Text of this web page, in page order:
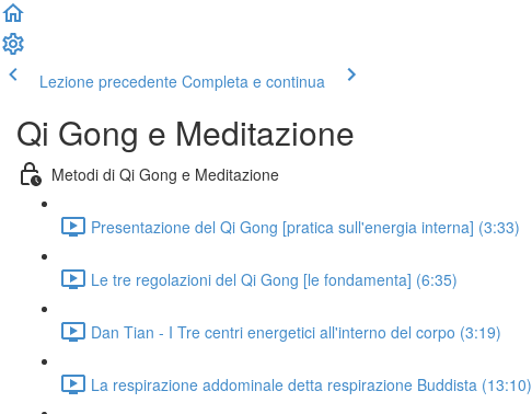
Lezione precedente Completa e continua
Qi Gong e Meditazione
Metodi di Qi Gong e Meditazione
Presentazione del Qi Gong [pratica sull'energia interna] (3:33)
Le tre regolazioni del Qi Gong [le fondamenta] (6:35)
Dan Tian - I Tre centri energetici all'interno del corpo (3:19)
La respirazione addominale detta respirazione Buddista (13:10)